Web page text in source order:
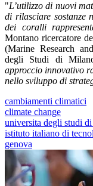
"L’utilizzo di nuovi
di rilasciare sostanze
dei coralli
Montano ricercatore
(Marine Research
degli Studi di
approccio innovativo
nello sviluppo di
cambiamenti climatici
climate change
universita degli studi
istituto italiano di
genova